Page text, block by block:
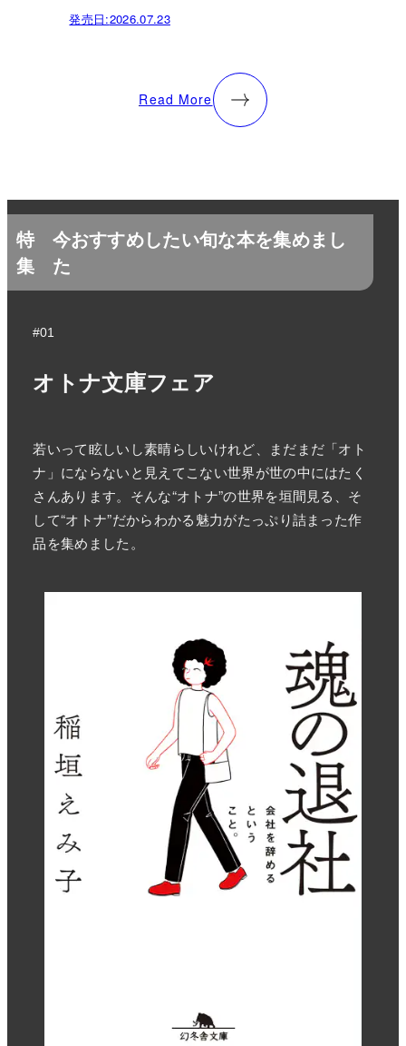
発売日:2026.07.23
Read More
特
集
今おすすめしたい旬な本を集めまし
た
#01
オトナ文庫フェア
若いって眩しいし素晴らしいけれど、まだまだ「オト
ナ」にならないと見えてこない世界が世の中にはたく
さんあります。そんな“オトナ”の世界を垣間見る、そ
して“オトナ”だからわかる魅力がたっぷり詰まった作
品を集めました。